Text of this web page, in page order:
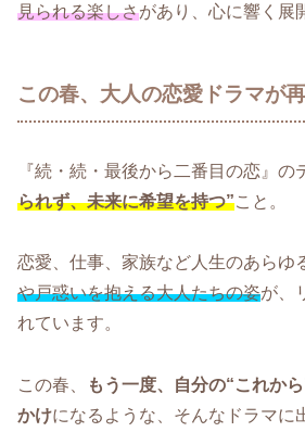
見られる楽しさがあり、心に響く展
この春、大人の恋愛ドラマが
『続・続・最後から二番目の恋』の
られず、未来に希望を持つ”こと。
恋愛、仕事、家族など人生のあらゆ
や戸惑いを抱える大人たちの姿が、
れています。
この春、
もう一度、自分の“これか
かけになるような、そんなドラマに